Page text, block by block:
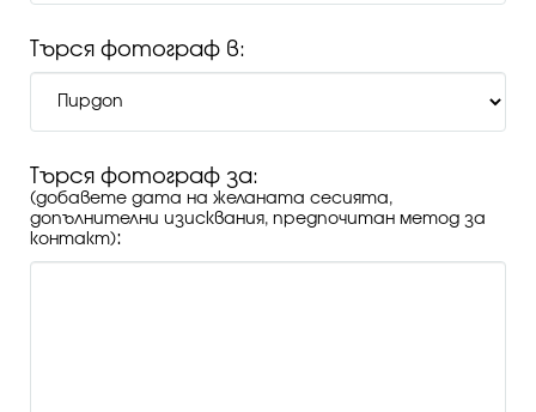
Търся фотограф в:
Търся фотограф за:
(добавете дата на желаната сесията,
допълнителни изисквания, предпочитан метод за
контакт):